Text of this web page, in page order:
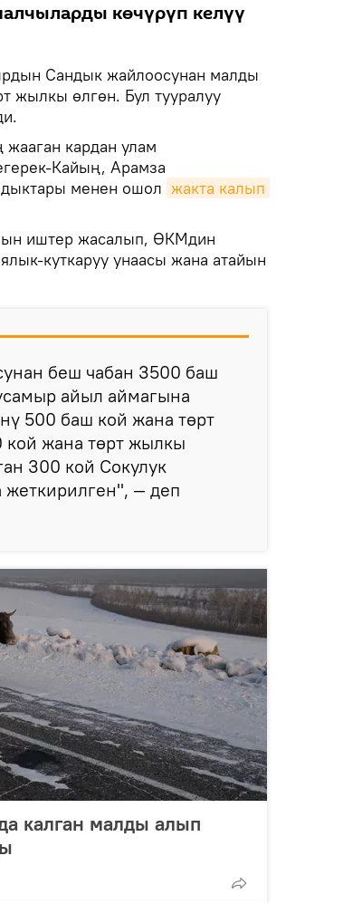
көчүрүп келүү
Сандык жайлоосунан малды
жылкы өлгөн. Бул тууралуу
кардан улам
Кайың, Арамза
менен ошол жакта калып
иштер жасалып, ӨКМдин
куткаруу унаасы жана атайын
беш чабан 3500 баш
айыл аймагына
500 баш кой жана төрт
жана төрт жылкы
300 кой Сокулук
— деп
калган малды алып